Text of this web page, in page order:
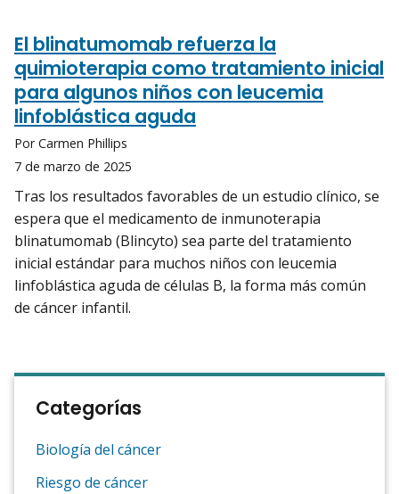
El blinatumomab refuerza la
quimioterapia como tratamiento inicial
para algunos niños con leucemia
linfoblástica aguda
Por Carmen Phillips
7 de marzo de 2025
Tras los resultados favorables de un estudio clínico, se
espera que el medicamento de inmunoterapia
blinatumomab (Blincyto) sea parte del tratamiento
inicial estándar para muchos niños con leucemia
linfoblástica aguda de células B, la forma más común
de cáncer infantil.
Categorías
Biología del cáncer
Riesgo de cáncer